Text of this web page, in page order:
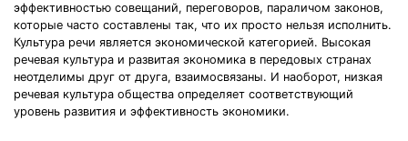
эффективностью совещаний, переговоров, параличом законов,
которые часто составлены так, что их просто нельзя исполнить.
Культура речи является экономической категорией. Высокая
речевая культура и развитая экономика в передовых странах
неотделимы друг от друга, взаимосвязаны. И наоборот, низкая
речевая культура общества определяет соответствующий
уровень развития и эффективность экономики.